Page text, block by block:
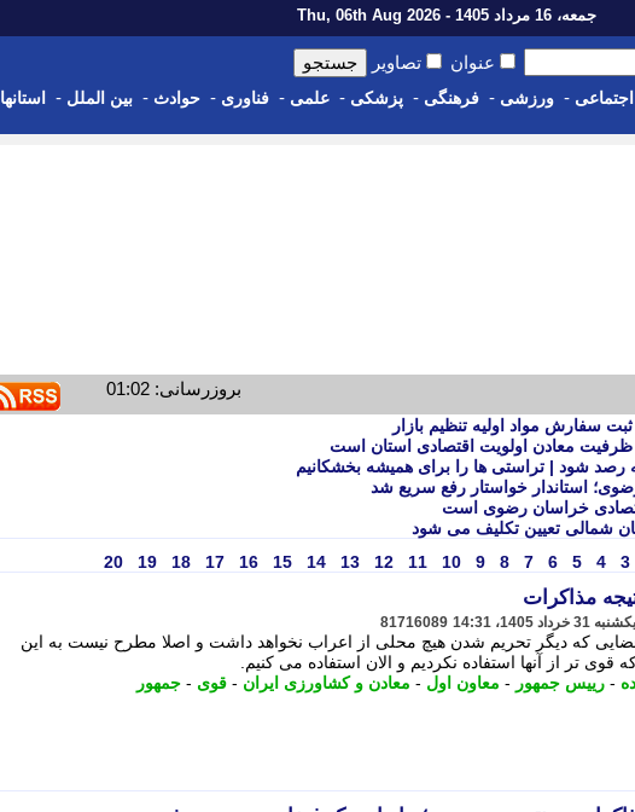
جمعه، 16 مرداد 1405 - Thu, 06th Aug 2026
عنوان تصاویر
اجتماعی - ورزشی - فرهنگی - پزشکی - علمی - فناوری - حوادث - بین الملل - استانها
بروزرسانی: 01:02
سفارش مواد اولیه تنظیم بازار
معادن اولویت اقتصادی استان است
رصد شود | تراستی ها را برای همیشه بخشکانیم
استاندار خواستار رفع سریع شد
خراسان رضوی است
شمالی تعیین تکلیف می شود
3
4
5
6
7
8
9
10
11
12
13
14
15
16
17
18
19
20
مذاکرات
81716089
که دیگر تحریم شدن هیچ محلی از اعراب نخواهد داشت و اصلا مطرح نیست به این
قوی تر از آنها استفاده نکردیم و الان استفاده می کنیم.
- رییس جمهور - معاون اول - معادن و کشاورزی ایران - قوی - جمهور